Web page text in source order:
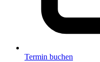
Termin buchen